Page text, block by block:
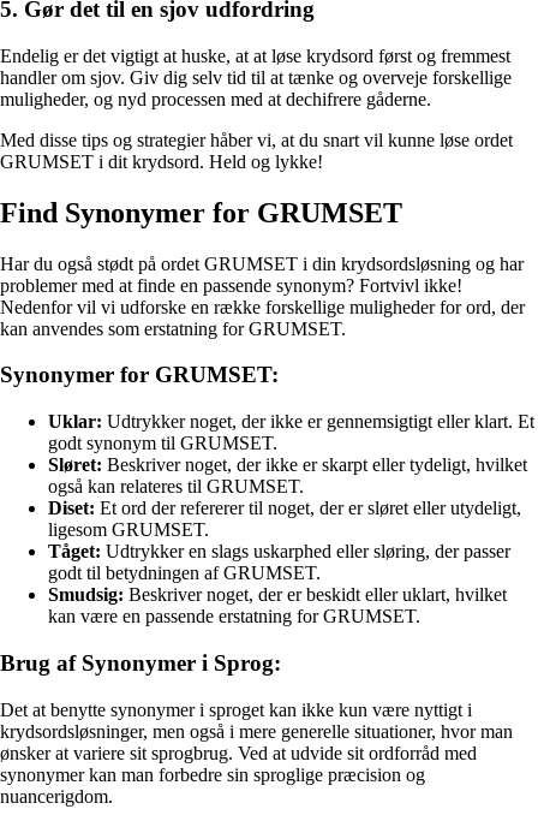
5. Gør det til en sjov udfordring
Endelig er det vigtigt at huske, at at løse krydsord først og fremmest
handler om sjov. Giv dig selv tid til at tænke og overveje forskellige
muligheder, og nyd processen med at dechifrere gåderne.
Med disse tips og strategier håber vi, at du snart vil kunne løse ordet
GRUMSET i dit krydsord. Held og lykke!
Find Synonymer for GRUMSET
Har du også stødt på ordet GRUMSET i din krydsordsløsning og har
problemer med at finde en passende synonym? Fortvivl ikke!
Nedenfor vil vi udforske en række forskellige muligheder for ord, der
kan anvendes som erstatning for GRUMSET.
Synonymer for GRUMSET:
Uklar: Udtrykker noget, der ikke er gennemsigtigt eller klart. Et
godt synonym til GRUMSET.
Sløret: Beskriver noget, der ikke er skarpt eller tydeligt, hvilket
også kan relateres til GRUMSET.
Diset: Et ord der refererer til noget, der er sløret eller utydeligt,
ligesom GRUMSET.
Tåget: Udtrykker en slags uskarphed eller sløring, der passer
godt til betydningen af GRUMSET.
Smudsig: Beskriver noget, der er beskidt eller uklart, hvilket
kan være en passende erstatning for GRUMSET.
Brug af Synonymer i Sprog:
Det at benytte synonymer i sproget kan ikke kun være nyttigt i
krydsordsløsninger, men også i mere generelle situationer, hvor man
ønsker at variere sit sprogbrug. Ved at udvide sit ordforråd med
synonymer kan man forbedre sin sproglige præcision og
nuancerigdom.